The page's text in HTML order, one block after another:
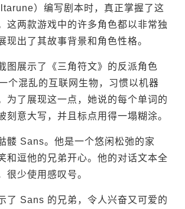
）编写剧本时，真正掌握了这
这两款游戏中的许多角色都以非常独
现出了其故事背景和角色性格。
图展示了《三角符文》的反派角色
个混乱的互联网生物，习惯以机器
为了展现这一点，她说的每个单词的
刻意大写，并且标点用得一塌糊涂。
髅 Sans。他是一个悠闲松弛的家
和逗他的兄弟开心。他的对话文本全
很少使用感叹号。
了 Sans 的兄弟，令人兴奋又可爱的